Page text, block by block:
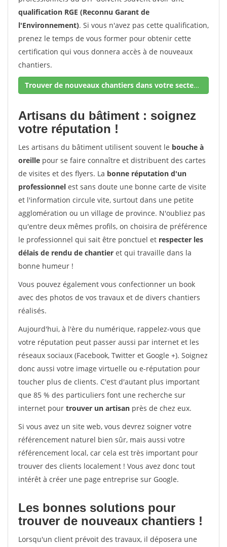
qualification RGE (Reconnu Garant de
l'Environnement). Si vous n'avez pas cette qualification,
prenez le temps de vous former pour obtenir cette
certification qui vous donnera accès à de nouveaux
chantiers.
Trouver de nouveaux chantiers dans votre secteur !
Artisans du bâtiment : soignez
votre réputation !
Les artisans du bâtiment utilisent souvent le bouche à
oreille pour se faire connaître et distribuent des cartes
de visites et des flyers. La bonne réputation d'un
professionnel est sans doute une bonne carte de visite
et l'information circule vite, surtout dans une petite
agglomération ou un village de province. N'oubliez pas
qu'entre deux mêmes profils, on choisira de préférence
le professionnel qui sait être ponctuel et respecter les
délais de rendu de chantier et qui travaille dans la
bonne humeur !
Vous pouvez également vous confectionner un book
avec des photos de vos travaux et de divers chantiers
réalisés.
Aujourd'hui, à l'ère du numérique, rappelez-vous que
votre réputation peut passer aussi par internet et les
réseaux sociaux (Facebook, Twitter et Google +). Soignez
donc aussi votre image virtuelle ou e-réputation pour
toucher plus de clients. C'est d'autant plus important
que 85 % des particuliers font une recherche sur
internet pour trouver un artisan près de chez eux.
Si vous avez un site web, vous devrez soigner votre
référencement naturel bien sûr, mais aussi votre
référencement local, car cela est très important pour
trouver des clients localement ! Vous avez donc tout
intérêt à créer une page entreprise sur Google.
Les bonnes solutions pour
trouver de nouveaux chantiers !
Lorsqu'un client prévoit des travaux, il déposera une